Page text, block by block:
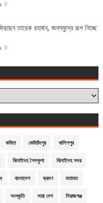
0
তারেক রহমান, জনসমুদ্রে রূপ নিচ্ছে
0
কবিতা কোটচাঁদপুর খালিশপুর
ঝিনাইদহ শৈলকুপা ঝিনাইদহ সদর
বাংলাদেশ ভ্রমণ মতামত
সংস্কৃতি সারা দেশ সিরাজগঞ্জ